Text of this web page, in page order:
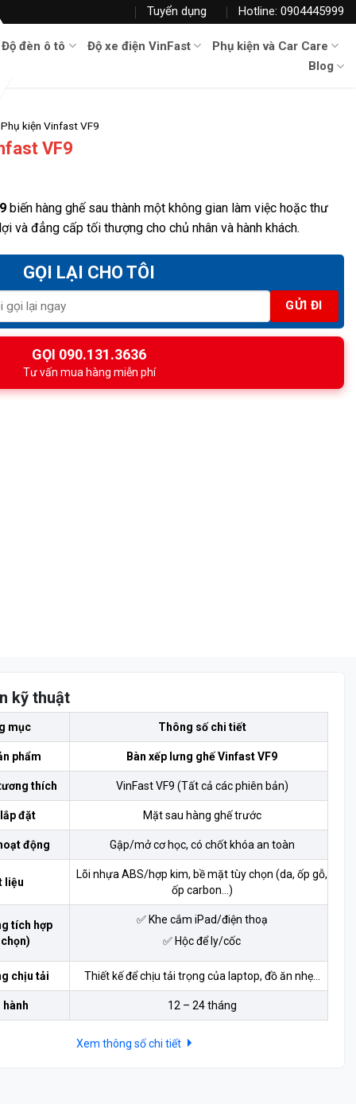
Tuyển dụng Hotline: 0904445999
Độ đèn ô tô Độ xe điện VinFast
Phụ kiện và Car Care
Blog
Phụ kiện Vinfast VF9
VF9
biến hàng ghế sau thành một không gian làm việc hoặc thư
và đẳng cấp tối thượng cho chủ nhân và hành khách.
GỌI LẠI CHO TÔI
GỌI 090.131.3636
Tư vấn mua hàng miễn phí
kỹ thuật
mục Thông số chi tiết
phẩm Bàn xếp lưng ghế Vinfast VF9
thích VinFast VF9 (Tất cả các phiên bản)
đặt Mặt sau hàng ghế trước
động Gập/mở cơ học, có chốt khóa an toàn
liệu
Lõi nhựa ABS/hợp kim, bề mặt tùy chọn (da, ốp gỗ,
ốp carbon…)
tích hợp
✅ Khe cắm iPad/điện thoạ
✅ Hộc để ly/cốc
chịu tải Thiết kế để chịu tải trọng của laptop, đồ ăn nhẹ…
hành 12 – 24 tháng
Xem thông số chi tiết